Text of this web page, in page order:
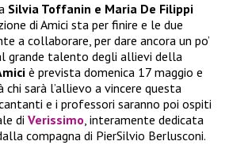
Silvia Toffanin e Maria De Filippi
di Amici sta per finire e le due
a collaborare, per dare ancora un po’
grande talento degli allievi della
è prevista domenica 17 maggio e
sarà l’allievo a vincere questa
e i professori saranno poi ospiti
di Verissimo, interamente dedicata
compagna di PierSilvio Berlusconi.